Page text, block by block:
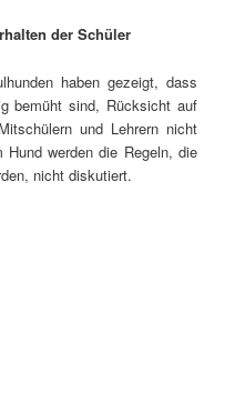
der Schüler
haben gezeigt, dass
bemüht sind, Rücksicht auf
und Lehrern nicht
werden die Regeln, die
nicht diskutiert.